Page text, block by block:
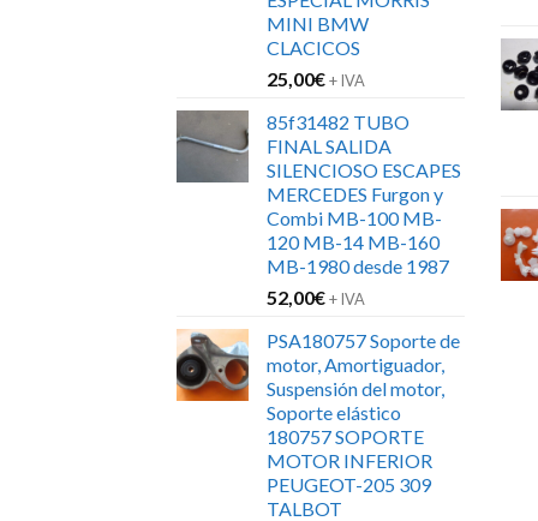
MINI BMW
CLACICOS
25,00€+ IVA
85f31482 TUBO
FINAL SALIDA
SILENCIOSO ESCAPES
MERCEDES Furgon y
Combi MB-100 MB-
120 MB-14 MB-160
MB-1980 desde 1987
52,00€+ IVA
PSA180757 Soporte de
motor, Amortiguador,
Suspensión del motor,
Soporte elástico
180757 SOPORTE
MOTOR INFERIOR
PEUGEOT-205 309
TALBOT